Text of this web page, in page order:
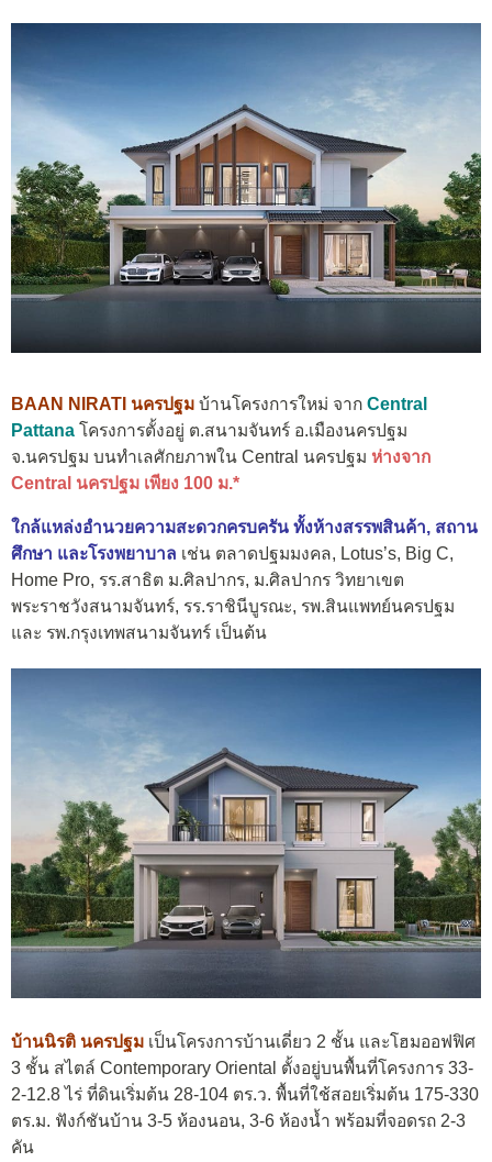
BAAN NIRATI นครปฐม บ้านโครงการใหม่ จาก Central
Pattana โครงการตั้งอยู่ ต.สนามจันทร์ อ.เมืองนครปฐม
จ.นครปฐม บนทำเลศักยภาพใน Central นครปฐม ห่างจาก
Central นครปฐม เพียง 100 ม.*
ใกล้แหล่งอำนวยความสะดวกครบครัน ทั้งห้างสรรพสินค้า, สถาน
ศึกษา และโรงพยาบาล เช่น ตลาดปฐมมงคล, Lotus’s, Big C,
Home Pro, รร.สาธิต ม.ศิลปากร, ม.ศิลปากร วิทยาเขต
พระราชวังสนามจันทร์​, รร.ราชินีบูรณะ, รพ.สินแพทย์นครปฐม
และ รพ.กรุงเทพสนามจันทร์ เป็นต้น
บ้านนิรติ นครปฐม เป็นโครงการบ้านเดี่ยว 2 ชั้น และโฮมออฟฟิศ
3 ชั้น สไตล์ Contemporary Oriental ตั้งอยู่บนพื้นที่โครงการ 33-
2-12.8 ไร่ ที่ดินเริ่มต้น 28-104 ตร.ว. พื้นที่ใช้สอยเริ่มต้น 175-330
ตร.ม. ฟังก์ชันบ้าน 3-5 ห้องนอน, 3-6 ห้องน้ำ พร้อมที่จอดรถ 2-3
คัน